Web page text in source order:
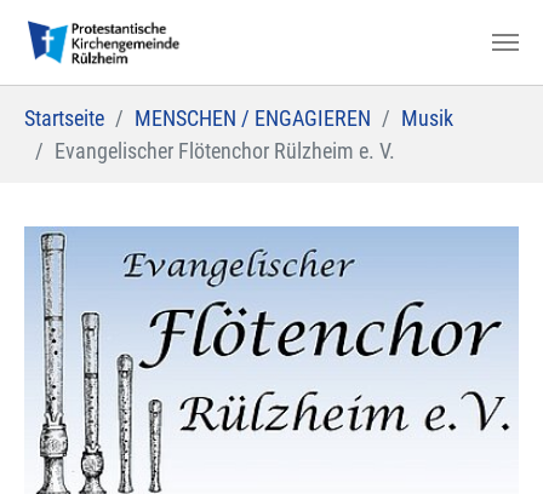
Zum Hauptinhalt springen
Startseite MENSCHEN / ENGAGIEREN
Musik
Evangelischer Flötenchor Rülzheim e. V.